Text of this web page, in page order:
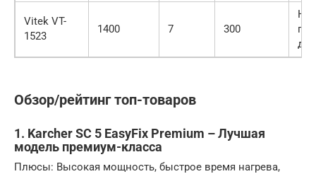
Vitek VT-
1523
1400 7 300
Обзор/рейтинг топ-товаров
1. Karcher SC 5 EasyFix Premium – Лучшая
модель премиум-класса
Плюсы: Высокая мощность, быстрое время нагрева,